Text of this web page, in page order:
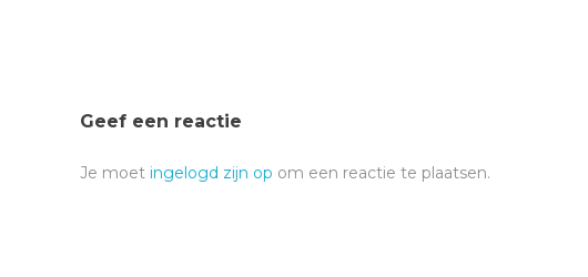
Geef een reactie
Je moet ingelogd zijn op om een reactie te plaatsen.